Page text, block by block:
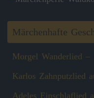
Märchenhafte
Morgel Wanderlied –
Karlos Zahnputzlied
Adeles Einschlaflied